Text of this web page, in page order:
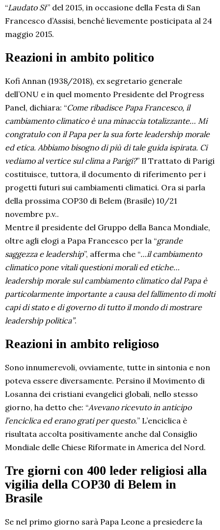
“Laudato Si‘’’ del 2015, in occasione della Festa di San
Francesco d’Assisi, benché lievemente posticipata al 24
maggio 2015.
Reazioni in ambito politico
Kofi Annan (1938/2018), ex segretario generale
dell’ONU e in quel momento Presidente del Progress
Panel, dichiara: “Come ribadisce Papa Francesco, il
cambiamento climatico è una minaccia totalizzante… Mi
congratulo con il Papa per la sua forte leadership morale
ed etica. Abbiamo bisogno di più di tale guida ispirata. Ci
vediamo al vertice sul clima a Parigi?” Il Trattato di Parigi
costituisce, tuttora, il documento di riferimento per i
progetti futuri sui cambiamenti climatici. Ora si parla
della prossima COP30 di Belem (Brasile) 10/21
novembre p.v..
Mentre il presidente del Gruppo della Banca Mondiale,
oltre agli elogi a Papa Francesco per la “grande
saggezza e leadership”, afferma che “…il cambiamento
climatico pone vitali questioni morali ed etiche…
leadership morale sul cambiamento climatico dal Papa è
particolarmente importante a causa del fallimento di molti
capi di stato e di governo di tutto il mondo di mostrare
leadership politica”.
Reazioni in ambito religioso
Sono innumerevoli, ovviamente, tutte in sintonia e non
poteva essere diversamente. Persino il Movimento di
Losanna dei cristiani evangelici globali, nello stesso
giorno, ha detto che: “Avevano ricevuto in anticipo
l’enciclica ed erano grati per questo.” L’enciclica è
risultata accolta positivamente anche dal Consiglio
Mondiale delle Chiese Riformate in America del Nord.
Tre giorni con 400 leder religiosi alla
vigilia della COP30 di Belem in
Brasile
Se nel primo giorno sarà Papa Leone a presiedere la